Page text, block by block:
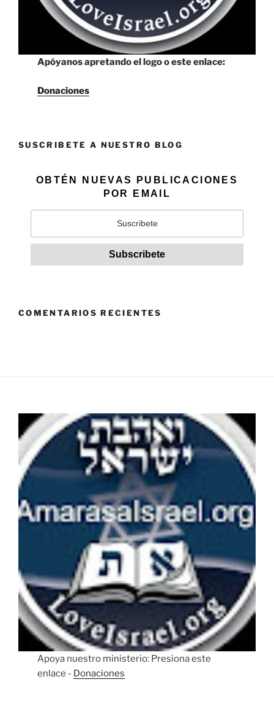
Apóyanos apretando el logo o este enlace:
Donaciones
SUSCRIBETE A NUESTRO BLOG
OBTÉN NUEVAS PUBLICACIONES
POR EMAIL
COMENTARIOS RECIENTES
Apoya nuestro ministerio: Presiona este
enlace - Donaciones